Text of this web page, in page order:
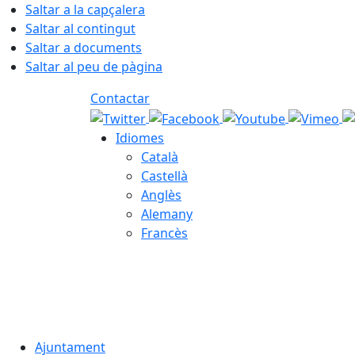
Saltar a la capçalera
Saltar al contingut
Saltar a documents
Saltar al peu de pàgina
Contactar
Idiomes
Català
Castellà
Anglès
Alemany
Francès
Ajuntament